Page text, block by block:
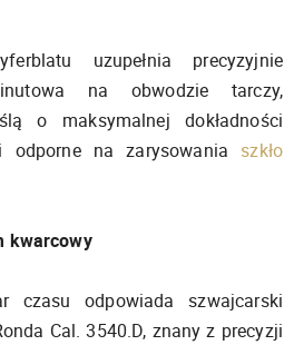
uzupełnia precyzyjnie
na obwodzie tarczy,
o maksymalnej dokładności
odporne na zarysowania szkło
kwarcowy
czasu odpowiada szwajcarski
Cal. 3540.D, znany z precyzji